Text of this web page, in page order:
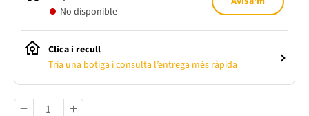
No disponible
Clica i recull
Tria una botiga i consulta l’entrega més ràpida